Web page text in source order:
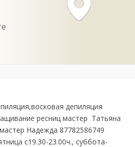
депиляция
ресниц мастер Татьяна
Надежда 87782586749
с19.30-23.00ч., суббота-